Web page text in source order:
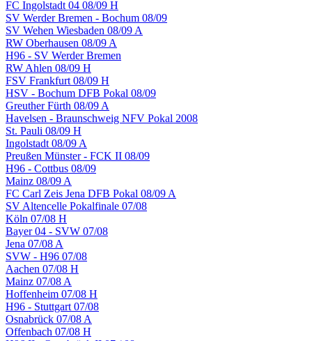
FC Ingolstadt 04 08/09 H
SV Werder Bremen - Bochum 08/09
SV Wehen Wiesbaden 08/09 A
RW Oberhausen 08/09 A
H96 - SV Werder Bremen
RW Ahlen 08/09 H
FSV Frankfurt 08/09 H
HSV - Bochum DFB Pokal 08/09
Greuther Fürth 08/09 A
Havelsen - Braunschweig NFV Pokal 2008
St. Pauli 08/09 H
Ingolstadt 08/09 A
Preußen Münster - FCK II 08/09
H96 - Cottbus 08/09
Mainz 08/09 A
FC Carl Zeis Jena DFB Pokal 08/09 A
SV Altencelle Pokalfinale 07/08
Köln 07/08 H
Bayer 04 - SVW 07/08
Jena 07/08 A
SVW - H96 07/08
Aachen 07/08 H
Mainz 07/08 A
Hoffenheim 07/08 H
H96 - Stuttgart 07/08
Osnabrück 07/08 A
Offenbach 07/08 H